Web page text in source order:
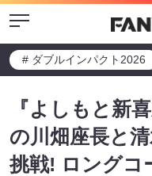
Menu
# ダブルインパクト2026
『よしもと新
の川畑座長と
挑戦! ロングコ